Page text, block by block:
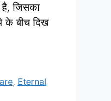
जिसका
के बीच दिख
, Eternal